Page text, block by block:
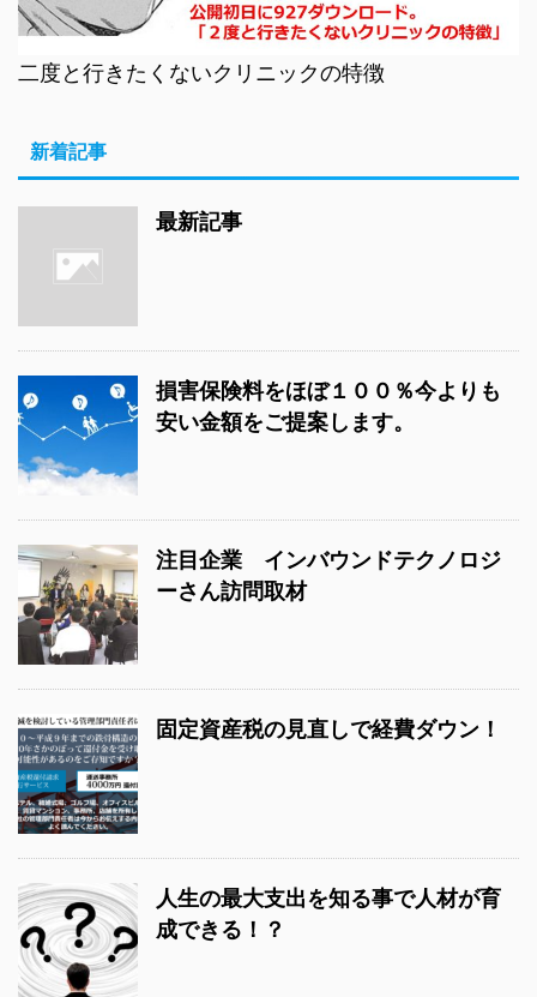
二度と行きたくないクリニックの特徴
新着記事
最新記事
損害保険料をほぼ１００％今よりも
安い金額をご提案します。
注目企業 インバウンドテクノロジ
ーさん訪問取材
固定資産税の見直しで経費ダウン！
人生の最大支出を知る事で人材が育
成できる！？